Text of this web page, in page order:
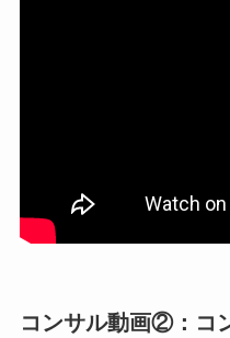
コンサル動画②：コ